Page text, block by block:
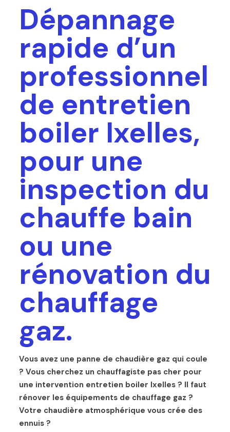
Dépannage
rapide d’un
professionnel
de entretien
boiler Ixelles,
pour une
inspection du
chauffe bain
ou une
rénovation du
chauffage
gaz.
Vous avez une panne de chaudière gaz qui coule
? Vous cherchez un chauffagiste pas cher pour
une intervention entretien boiler Ixelles ? Il faut
rénover les équipements de chauffage gaz ?
Votre chaudière atmosphérique vous crée des
ennuis ?